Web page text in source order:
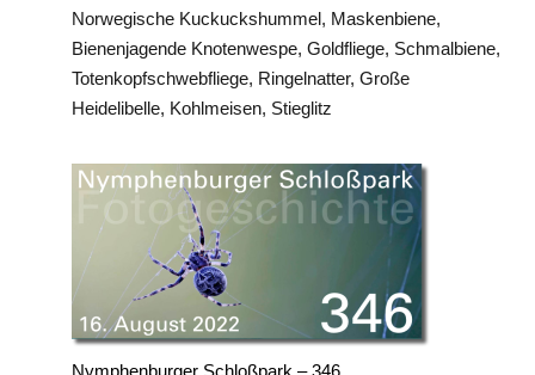
Norwegische Kuckuckshummel, Maskenbiene,
Bienenjagende Knotenwespe, Goldfliege, Schmalbiene,
Totenkopfschwebfliege, Ringelnatter, Große
Heidelibelle, Kohlmeisen, Stieglitz
Nymphenburger Schloßpark – 346